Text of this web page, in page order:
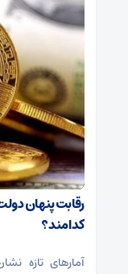
کدامند؟
آمارهای تازه